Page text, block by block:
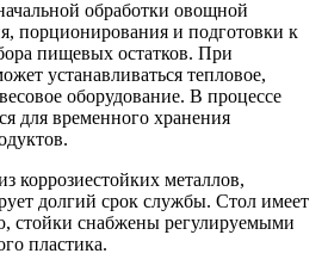
обработки овощной
порционирования и подготовки к
пищевых остатков. При
устанавливаться тепловое,
оборудование. В процессе
для временного хранения
коррозиестойких металлов,
долгий срок службы. Стол имеет
стойки снабжены регулируемыми
пластика.